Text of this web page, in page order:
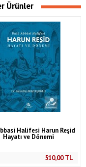
Ürünler
Halifesi Harun Reşid
Hayatı ve Dönemi
510,00TL